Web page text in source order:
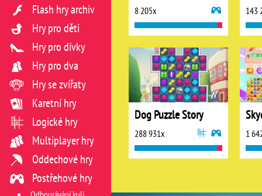
8 205x 143
Dog Puzzle Story
288 931x 1
Flash hry archiv
Hry pro děti
Hry pro dívky
Hry pro dva
Hry se zvířaty
Karetní hry
Logické hry
Multiplayer hry
Oddechové hry
Postřehové hry